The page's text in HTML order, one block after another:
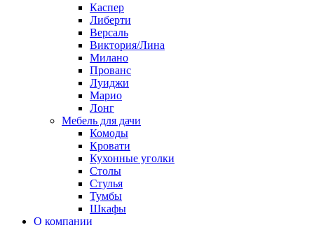
Каспер
Либерти
Версаль
Виктория/Лина
Милано
Прованс
Луиджи
Марио
Лонг
Мебель для дачи
Комоды
Кровати
Кухонные уголки
Столы
Стулья
Тумбы
Шкафы
О компании